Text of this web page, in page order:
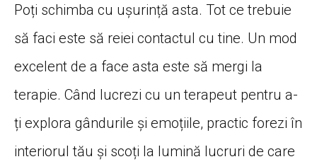
Poți schimba cu ușurință asta. Tot ce trebuie
să faci este să reiei contactul cutine. Un mod
excelent de a face asta este să mergi la
terapie. Când lucrezi cu un terapeut pentru a-
ți explora gândurile și emoțiile, practic forezi în
interiorultău și scoți la lumină lucruri de care